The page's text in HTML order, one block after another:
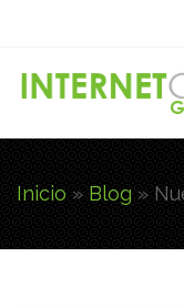
Usted
Inicio » Blog »